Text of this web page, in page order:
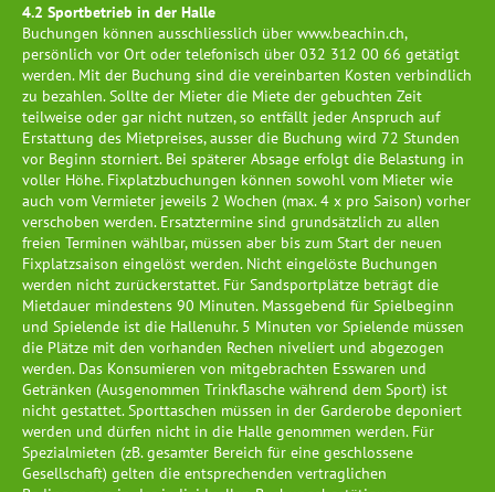
4.2 Sportbetrieb in der Halle
Buchungen können ausschliesslich über www.beachin.ch,
persönlich vor Ort oder telefonisch über 032 312 00 66 getätigt
werden. Mit der Buchung sind die vereinbarten Kosten verbindlich
zu bezahlen. Sollte der Mieter die Miete der gebuchten Zeit
teilweise oder gar nicht nutzen, so entfällt jeder Anspruch auf
Erstattung des Mietpreises, ausser die Buchung wird 72 Stunden
vor Beginn storniert. Bei späterer Absage erfolgt die Belastung in
voller Höhe. Fixplatzbuchungen können sowohl vom Mieter wie
auch vom Vermieter jeweils 2 Wochen (max. 4 x pro Saison) vorher
verschoben werden. Ersatztermine sind grundsätzlich zu allen
freien Terminen wählbar, müssen aber bis zum Start der neuen
Fixplatzsaison eingelöst werden. Nicht eingelöste Buchungen
werden nicht zurückerstattet. Für Sandsportplätze beträgt die
Mietdauer mindestens 90 Minuten. Massgebend für Spielbeginn
und Spielende ist die Hallenuhr. 5 Minuten vor Spielende müssen
die Plätze mit den vorhanden Rechen niveliert und abgezogen
werden. Das Konsumieren von mitgebrachten Esswaren und
Getränken (Ausgenommen Trinkflasche während dem Sport) ist
nicht gestattet. Sporttaschen müssen in der Garderobe deponiert
werden und dürfen nicht in die Halle genommen werden. Für
Spezialmieten (zB. gesamter Bereich für eine geschlossene
Gesellschaft) gelten die entsprechenden vertraglichen